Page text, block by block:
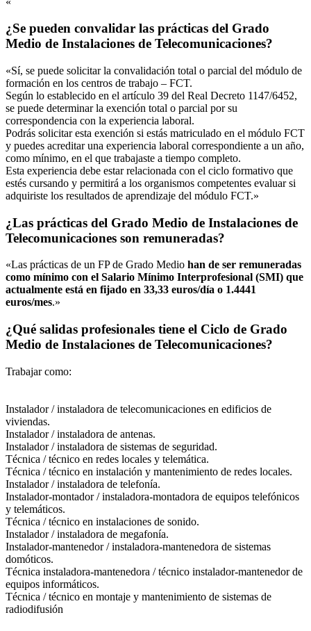
¿Se pueden convalidar las prácticas del Grado
Medio de Instalaciones de Telecomunicaciones?
«Sí, se puede solicitar la convalidación total o parcial del módulo de
formación en los centros de trabajo – FCT.
Según lo establecido en el artículo 39 del Real Decreto 1147/6452,
se puede determinar la exención total o parcial por su
correspondencia con la experiencia laboral.
Podrás solicitar esta exención si estás matriculado en el módulo FCT
y puedes acreditar una experiencia laboral correspondiente a un año,
como mínimo, en el que trabajaste a tiempo completo.
Esta experiencia debe estar relacionada con el ciclo formativo que
estés cursando y permitirá a los organismos competentes evaluar si
adquiriste los resultados de aprendizaje del módulo FCT.»
¿Las prácticas del Grado Medio de Instalaciones de
Telecomunicaciones son remuneradas?
«Las prácticas de un FP de Grado Medio han de ser remuneradas
como mínimo con el Salario Mínimo Interprofesional (SMI) que
actualmente está en fijado en 33,33 euros/día o 1.4441
euros/mes.»
¿Qué salidas profesionales tiene el Ciclo de Grado
Medio de Instalaciones de Telecomunicaciones?
Trabajar como:
Instalador / instaladora de telecomunicaciones en edificios de
viviendas.
Instalador / instaladora de antenas.
Instalador / instaladora de sistemas de seguridad.
Técnica / técnico en redes locales y telemática.
Técnica / técnico en instalación y mantenimiento de redes locales.
Instalador / instaladora de telefonía.
Instalador-montador / instaladora-montadora de equipos telefónicos
y telemáticos.
Técnica / técnico en instalaciones de sonido.
Instalador / instaladora de megafonía.
Instalador-mantenedor / instaladora-mantenedora de sistemas
domóticos.
Técnica instaladora-mantenedora / técnico instalador-mantenedor de
equipos informáticos.
Técnica / técnico en montaje y mantenimiento de sistemas de
radiodifusión